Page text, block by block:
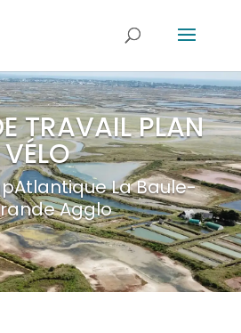
TRAVAIL PLAN
VÉLO
La Baule-
Agglo